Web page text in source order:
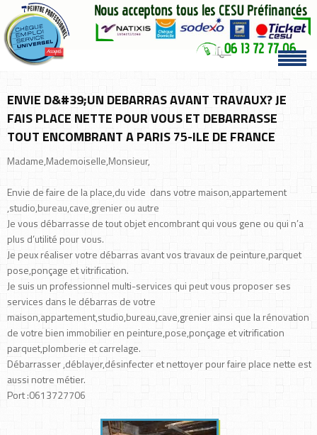
ENVIE D&#39;UN DEBARRAS AVANT TRAVAUX? JE
FAIS PLACE NETTE POUR VOUS ET DEBARRASSE
TOUT ENCOMBRANT A PARIS 75-ILE DE FRANCE
Madame,Mademoiselle,Monsieur,
Envie de faire de la place,du vide dans votre maison,appartement
,studio,bureau,cave,grenier ou autre
Je vous débarrasse de tout objet encombrant qui vous gene ou qui n’a
plus d’utilité pour vous.
Je peux réaliser votre débarras avant vos travaux de peinture,parquet
pose,ponçage et vitrification.
Je suis un professionnel multi-services qui peut vous proposer ses
services dans le débarras de votre
maison,appartement,studio,bureau,cave,grenier ainsi que la rénovation
de votre bien immobilier en peinture,pose,ponçage et vitrification
parquet,plomberie et carrelage.
Débarrasser ,déblayer,désinfecter et nettoyer pour faire place nette est
aussi notre métier.
Port :0613727706